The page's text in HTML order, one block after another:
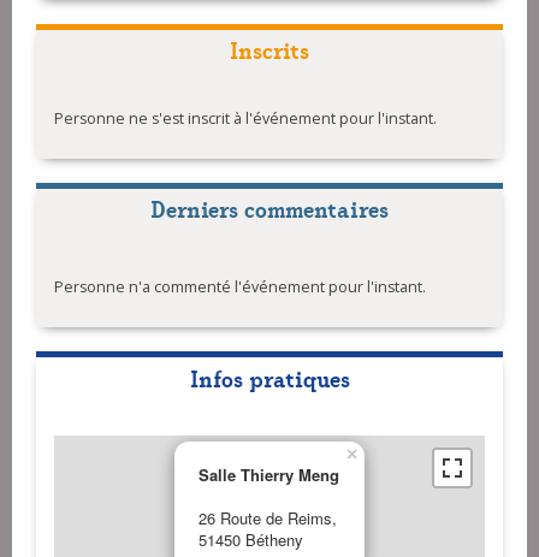
Inscrits
Personne ne s'est inscrit à l'événement pour l'instant.
Derniers commentaires
Personne n'a commenté l'événement pour l'instant.
Infos pratiques
Salle Thierry Meng
26 Route de Reims,
51450 Bétheny
×